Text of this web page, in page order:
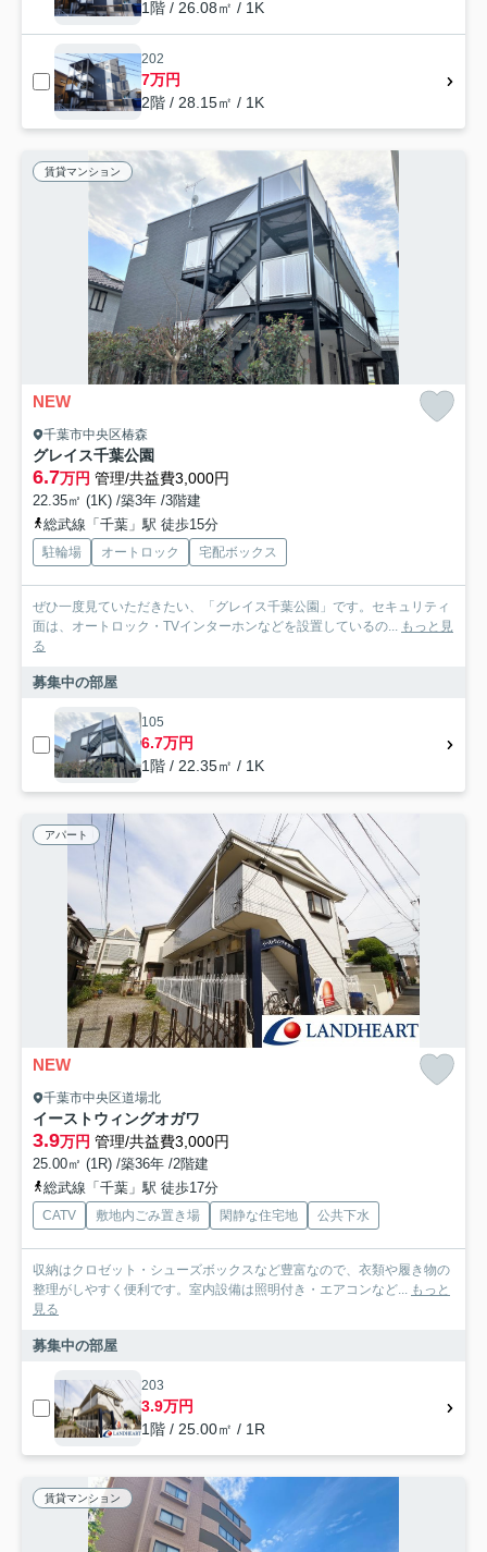
1階 / 26.08㎡ / 1K
202
7万円
2階 / 28.15㎡ / 1K
賃貸マンション
NEW
千葉市中央区椿森
グレイス千葉公園
6.7万円 管理/共益費3,000円
22.35㎡ (1K) /築3年 /3階建
総武線「千葉」駅 徒歩15分
駐輪場 オートロック 宅配ボックス
ぜひ一度見ていただきたい、「グレイス千葉公園」です。セキュリティ
面は、オートロック・TVインターホンなどを設置しているの... もっと見
る
募集中の部屋
105
6.7万円
1階 / 22.35㎡ / 1K
アパート
NEW
千葉市中央区道場北
イーストウィングオガワ
3.9万円 管理/共益費3,000円
25.00㎡ (1R) /築36年 /2階建
総武線「千葉」駅 徒歩17分
CATV 敷地内ごみ置き場 閑静な住宅地 公共下水
収納はクロゼット・シューズボックスなど豊富なので、衣類や履き物の
整理がしやすく便利です。室内設備は照明付き・エアコンなど... もっと
見る
募集中の部屋
203
3.9万円
1階 / 25.00㎡ / 1R
賃貸マンション